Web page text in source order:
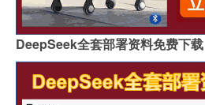
DeepSeek全套部署资料免费下载